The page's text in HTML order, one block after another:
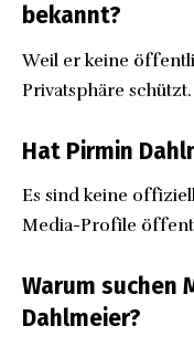
bekannt?
Weil er keine
Privatsphäre schützt.
Hat Pirmin
Es sind keine
Media-Profile
Warum suchen
Dahlmeier?